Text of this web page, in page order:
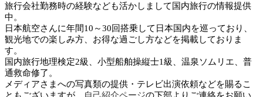
旅行会社勤務時の経験なども活かしまして国内旅行の情報提供
中。
日本航空さんに年間10～30回搭乗して日本国内を巡っており、
観光地での楽しみ方、お得な過ごし方などを掲載しておりま
す。
国内旅行地理検定2級、小型船舶操縦士1級、温泉ソムリエ、普
通救命修了。
メディアさまへの写真類の提供・テレビ出演依頼などを賜るこ
ともございますが、
自己紹介ページの下部よりご連絡をお願い